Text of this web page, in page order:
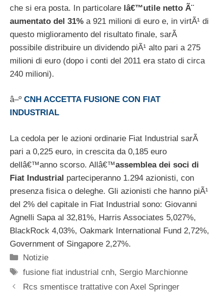
che si era posta. In particolare lâ€™utile netto Ã¨
aumentato del 31% a 921 milioni di euro e, in virtÃ¹ di
questo miglioramento del risultato finale, sarÃ
possibile distribuire un dividendo piÃ¹ alto pari a 275
milioni di euro (dopo i conti del 2011 era stato di circa
240 milioni).
â–º CNH ACCETTA FUSIONE CON FIAT
INDUSTRIAL
La cedola per le azioni ordinarie Fiat Industrial sarÃ
pari a 0,225 euro, in crescita da 0,185 euro
dellâ€™anno scorso. Allâ€™assemblea dei soci di
Fiat Industrial parteciperanno 1.294 azionisti, con
presenza fisica o deleghe. Gli azionisti che hanno piÃ¹
del 2% del capitale in Fiat Industrial sono: Giovanni
Agnelli Sapa al 32,81%, Harris Associates 5,027%,
BlackRock 4,03%, Oakmark International Fund 2,72%,
Government of Singapore 2,27%.
Categorie
Notizie
Tag
fusione fiat industrial cnh, Sergio Marchionne
Rcs smentisce trattative con Axel Springer